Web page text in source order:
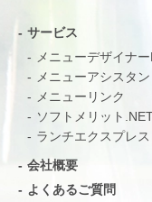
サービス
メニューデザイナ
メニューアシスタ
メニューリンク
ソフトメリット
ランチエクスプレス
会社概要
よくあるご質問